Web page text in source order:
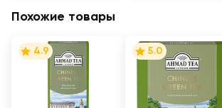
Похожие товары
4.9 5.0